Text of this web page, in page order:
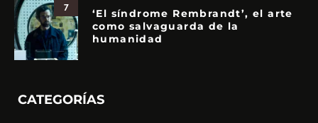
7
‘El síndrome Rembrandt’, el arte
como salvaguarda de la
humanidad
CATEGORÍAS